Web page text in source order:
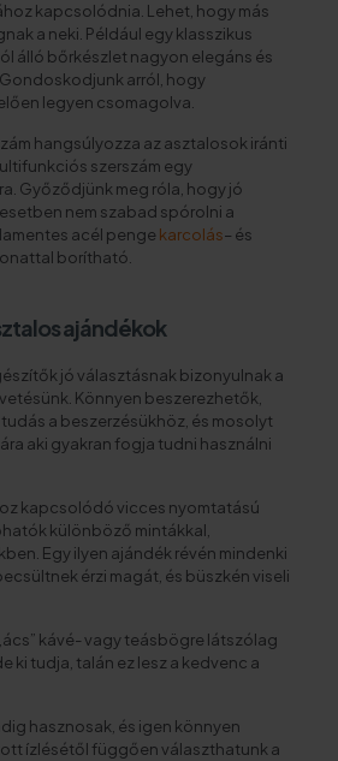
kapcsolódnia. Lehet, hogy más
a neki. Például egy klasszikus
álló bőrkészlet nagyon elegáns és
arról, hogy
legyen csomagolva.
hangsúlyozza az asztalosok iránti
szerszám egy
Győződjünk meg róla, hogy jó
nem szabad spórolni a
acél penge karcolás– és
borítható.
ajándékok
jó választásnak bizonyulnak a
Könnyen beszerezhetők,
a beszerzésükhöz, és mosolyt
aki gyakran fogja tudni használni
kapcsolódó vicces nyomtatású
különböző mintákkal,
Egy ilyen ajándék révén mindenki
érzi magát, és büszkén viseli
kávé- vagy teásbögre látszólag
ki tudja, talán ez lesz a kedvenc a
hasznosak, és igen könnyen
ízlésétől függően választhatunk a